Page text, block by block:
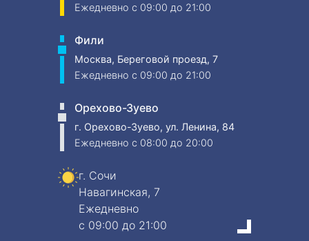
Ежедневно c 09:00 до 21:00
Фили
Москва, Береговой проезд, 7
Ежедневно c 09:00 до 21:00
Орехово-Зуево
г. Орехово-Зуево, ул. Ленина, 84
Ежедневно c 08:00 до 20:00
г. Сочи
Навагинская, 7
Ежедневно
c 09:00 до 21:00